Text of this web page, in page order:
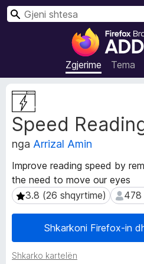
S
h
t
e
S
h
l
t
u
s
Zgjerime Tema
K
Speed
nga Arrizal Amin
Improve reading speed by
the need to move our eyes
3.8 (26 shqyrtime)
3.8 (26 shqyrtime) 478478
Shkarkoni Firefox-in
Shkarko kartelën
T
j
t
ë
h
ë
n
a
j
e